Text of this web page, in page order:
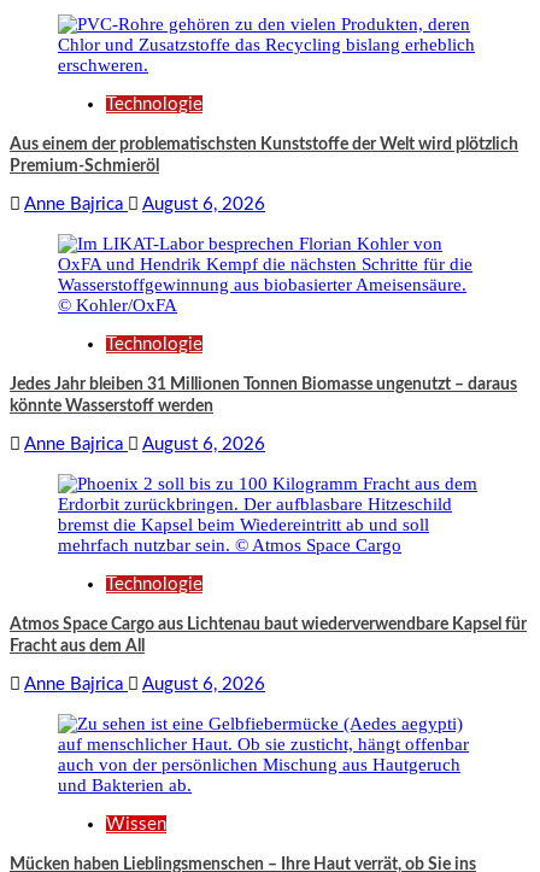
Technologie
Aus einem der problematischsten Kunststoffe der Welt wird plötzlich
Premium-Schmieröl
Anne Bajrica August 6, 2026
Technologie
Jedes Jahr bleiben 31 Millionen Tonnen Biomasse ungenutzt – daraus
könnte Wasserstoff werden
Anne Bajrica August 6, 2026
Technologie
Atmos Space Cargo aus Lichtenau baut wiederverwendbare Kapsel für
Fracht aus dem All
Anne Bajrica August 6, 2026
Wissen
Mücken haben Lieblingsmenschen – Ihre Haut verrät, ob Sie ins